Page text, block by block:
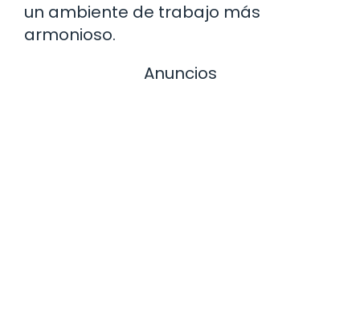
un ambiente de trabajo más
armonioso.
Anuncios